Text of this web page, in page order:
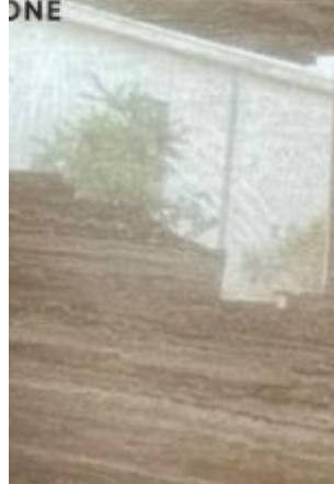
Đá Travertine
Đá Marble
Đá Marble Màu Kem
Đá Marble Màu Nâu
Đá Marble Màu Đen
Đá Marble Màu Đỏ
Đá Marble Màu Vàng
Đá Marble Màu Trắng
Đá Marble Màu Xanh
Đá Ốp
Đá Ốp Bàn Bếp Nhân Tạo​
Đá Ốp Mộ